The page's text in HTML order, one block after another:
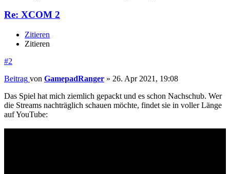
Re: XCOM 2
Zitieren
Zitieren
#2
Beitrag von GamepadRanger » 26. Apr 2021, 19:08
Das Spiel hat mich ziemlich gepackt und es schon Nachschub. Wer
die Streams nachträglich schauen möchte, findet sie in voller Länge
auf YouTube: